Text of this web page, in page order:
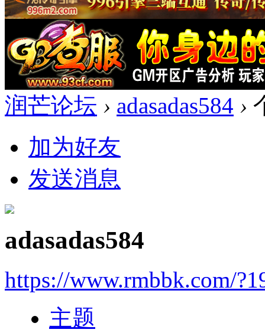
润芒论坛 › adasadas584 ›
加为好友
发送消息
adasadas584
https://www.rmbbk.com/
主题